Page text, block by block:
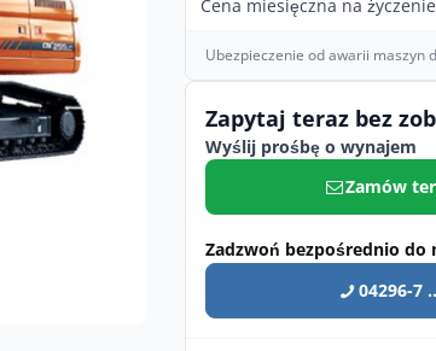
Cena miesięczna na życzenie
Ubezpieczenie od awarii maszyn
Zapytaj teraz bez
Wyślij prośbę o wynajem
Zamów
Zadzwoń bezpośrednio do
04296-7